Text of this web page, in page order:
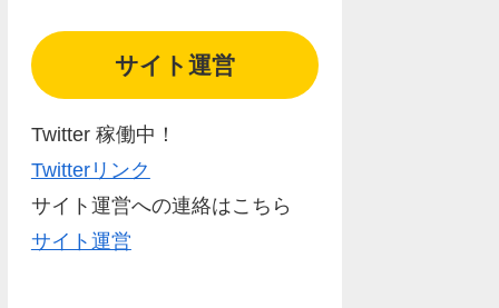
サイト運営
Twitter 稼働中！
Twitterリンク
サイト運営への連絡はこちら
サイト運営